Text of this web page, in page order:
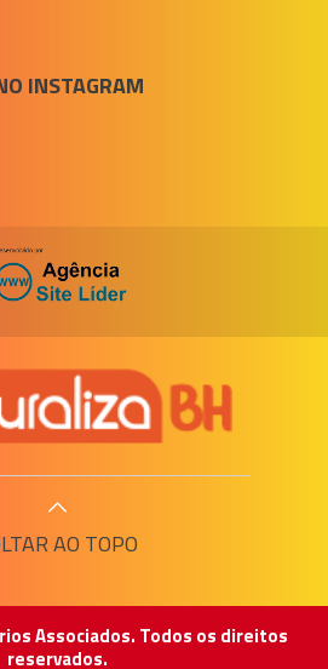
INSTAGRAM
AO TOPO
Associados. Todos os direitos
reservados.